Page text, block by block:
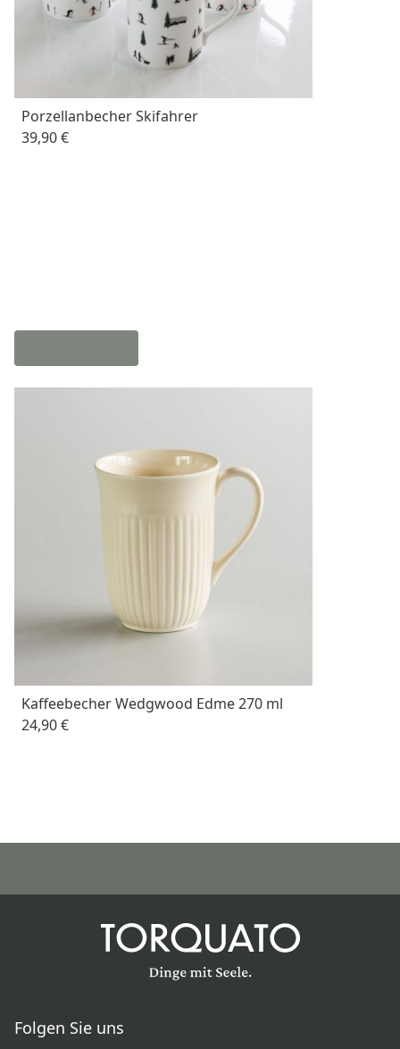
Porzellanbecher Skifahrer
39,90 €
Kaffeebecher Wedgwood Edme 270 ml
24,90 €
Folgen Sie uns